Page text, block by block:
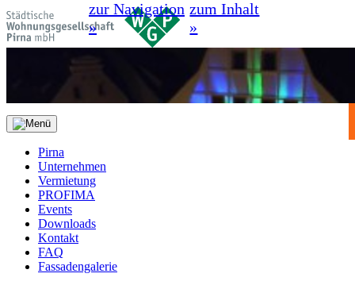
zur Navigation
»
zum Inhalt
»
Pirna
Unternehmen
Vermietung
PROFIMA
Events
Downloads
Kontakt
FAQ
Fassadengalerie